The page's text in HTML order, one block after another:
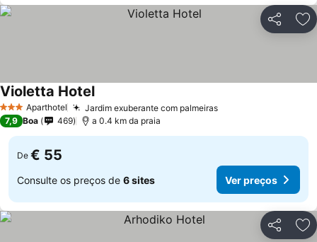
Partilhar
3 EstrelasAparthotel Jardim exuberante com palmeiras
Violetta Hotel
7,9 Boa 469 a 0.4 km da praia
De € 55
Consulte os preços de 6 sites Ver preços
Partilhar